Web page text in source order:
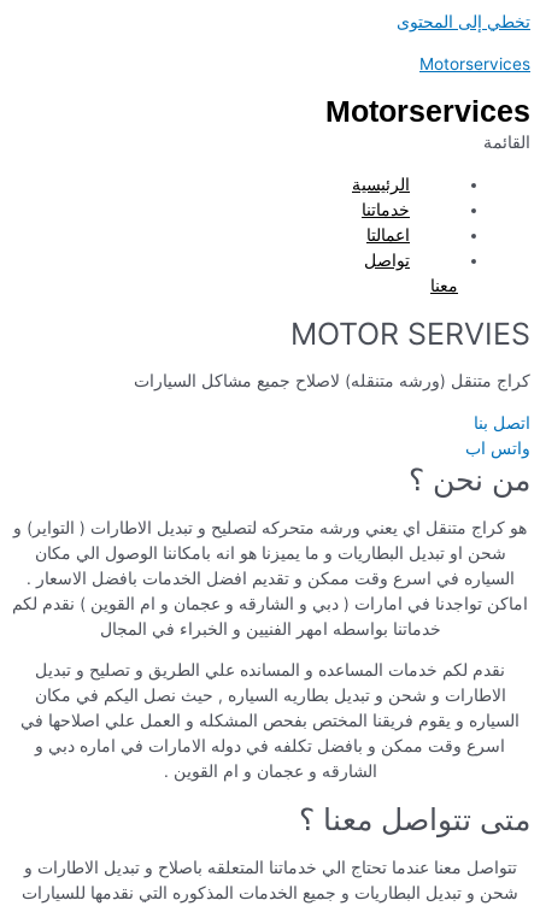
تخطي إلى المحتوى
Motorservices
Motorservices
القائمة
الرئيسية
خدماتنا
اعمالتا
تواصل
معنا
MOTOR SERVIES
كراج متنقل (ورشه متنقله) لاصلاح جميع مشاكل السيارات
اتصل بنا
واتس اب
من نحن ؟
هو كراج متنقل اي يعني ورشه متحركه لتصليح و تبديل الاطارات ( التواير) و
شحن او تبديل البطاريات و ما يميزنا هو انه بامكاننا الوصول الي مكان
السياره في اسرع وقت ممكن و تقديم افضل الخدمات بافضل الاسعار .
اماكن تواجدنا في امارات ( دبي و الشارقه و عجمان و ام القوين ) نقدم لكم
خدماتنا بواسطه امهر الفنيين و الخبراء في المجال
نقدم لكم خدمات المساعده و المسانده علي الطريق و تصليح و تبديل
الاطارات و شحن و تبديل بطاريه السياره , حيث نصل اليكم في مكان
السياره و يقوم فريقنا المختص بفحص المشكله و العمل علي اصلاحها في
اسرع وقت ممكن و بافضل تكلفه في دوله الامارات في اماره دبي و
الشارقه و عجمان و ام القوين .
متى تتواصل معنا ؟
تتواصل معنا عندما تحتاج الي خدماتنا المتعلقه باصلاح و تبديل الاطارات و
شحن و تبديل البطاريات و جميع الخدمات المذكوره التي نقدمها للسيارات